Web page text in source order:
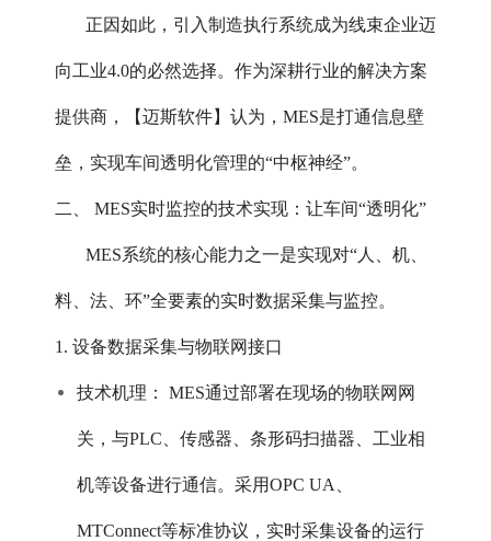
正因如此，引入制造执行系统成为线束企业迈
向工业4.0的必然选择。作为深耕行业的解决方案
提供商，【迈斯软件】认为，MES是打通信息壁
垒，实现车间透明化管理的“中枢神经”。
二、 MES实时监控的技术实现：让车间“透明化”
MES系统的核心能力之一是实现对“人、机、
料、法、环”全要素的实时数据采集与监控。
1. 设备数据采集与物联网接口
技术机理： MES通过部署在现场的物联网网
关，与PLC、传感器、条形码扫描器、工业相
机等设备进行通信。采用OPC UA、
MTConnect等标准协议，实时采集设备的运行